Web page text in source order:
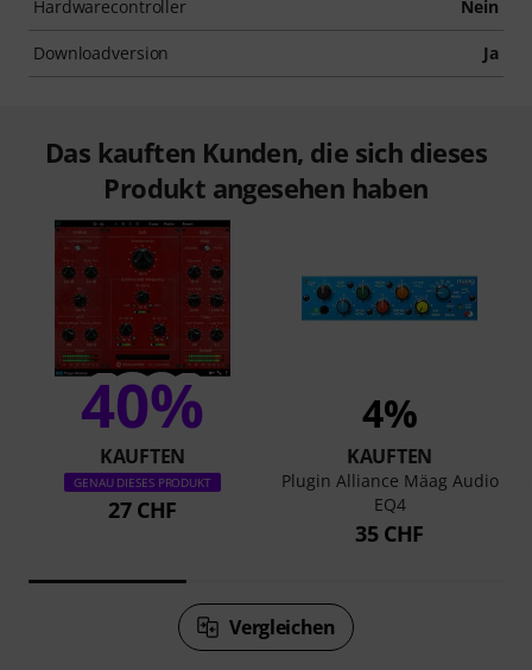
Hardwarecontroller Nein
Downloadversion Ja
Das kauften Kunden, die sich dieses
Produkt angesehen haben
40%
KAUFTEN
GENAU DIESES PRODUKT
27 CHF
4%
KAUFTEN
Plugin Alliance Mäag Audio
EQ4
35 CHF
Vergleichen